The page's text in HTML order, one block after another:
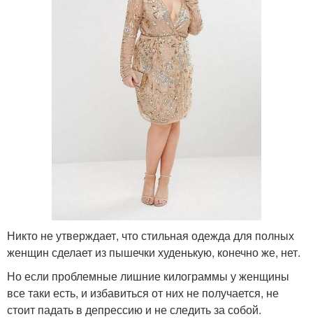
Никто не утверждает, что стильная одежда для полных
женщин сделает из пышечки худенькую, конечно же, нет.
Но если проблемные лишние килограммы у женщины
все таки есть, и избавиться от них не получается, не
стоит падать в депрессию и не следить за собой.